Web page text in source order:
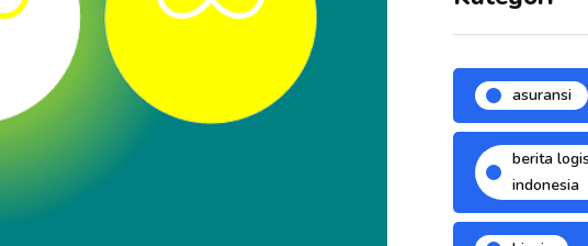
asuransi
berita
indonesia